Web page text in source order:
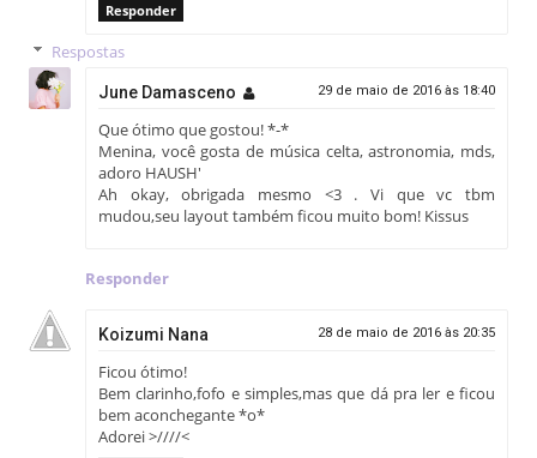
Responder
Respostas
June Damasceno 29 de maio de 2016 às 18:40
Que ótimo que gostou! *-*
Menina, você gosta de música celta, astronomia, mds,
adoro HAUSH'
Ah okay, obrigada mesmo <3 . Vi que vc tbm
mudou,seu layout também ficou muito bom! Kissus
Responder
Koizumi Nana 28 de maio de 2016 às 20:35
Ficou ótimo!
Bem clarinho,fofo e simples,mas que dá pra ler e ficou
bem aconchegante *o*
Adorei >////<